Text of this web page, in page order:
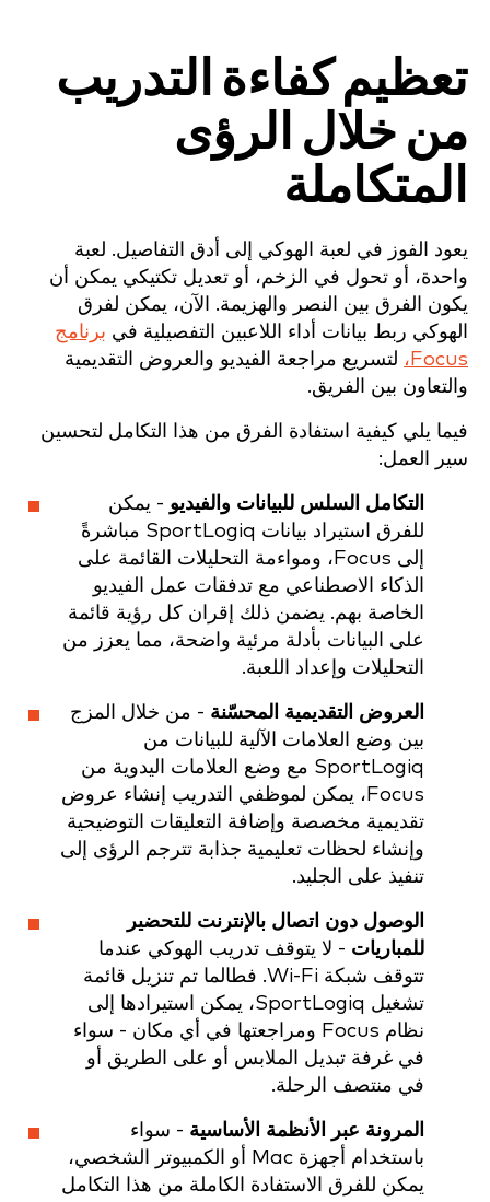
تعظيم كفاءة التدريب
من خلال الرؤى
المتكاملة
يعود الفوز في لعبة الهوكي إلى أدق التفاصيل. لعبة
واحدة، أو تحول في الزخم، أو تعديل تكتيكي يمكن أن
يكون الفرق بين النصر والهزيمة. الآن، يمكن لفرق
الهوكي ربط بيانات أداء اللاعبين التفصيلية في برنامج
Focus،
لتسريع مراجعة الفيديو والعروض التقديمية
والتعاون بين الفريق.
فيما يلي كيفية استفادة الفرق من هذا التكامل لتحسين
سير العمل:
التكامل السلس للبيانات والفيديو - يمكن
للفرق استيراد بيانات SportLogiq مباشرةً
إلى Focus، ومواءمة التحليلات القائمة على
الذكاء الاصطناعي مع تدفقات عمل الفيديو
الخاصة بهم. يضمن ذلك إقران كل رؤية قائمة
على البيانات بأدلة مرئية واضحة، مما يعزز من
التحليلات وإعداد اللعبة.
العروض التقديمية المحسّنة - من خلال المزج
بين وضع العلامات الآلية للبيانات من
SportLogiq مع وضع العلامات اليدوية من
Focus، يمكن لموظفي التدريب إنشاء عروض
تقديمية مخصصة وإضافة التعليقات التوضيحية
وإنشاء لحظات تعليمية جذابة تترجم الرؤى إلى
تنفيذ على الجليد.
الوصول دون اتصال بالإنترنت للتحضير
للمباريات - لا يتوقف تدريب الهوكي عندما
تتوقف شبكة Wi-Fi. فطالما تم تنزيل قائمة
تشغيل SportLogiq، يمكن استيرادها إلى
نظام Focus ومراجعتها في أي مكان - سواء
في غرفة تبديل الملابس أو على الطريق أو
في منتصف الرحلة.
المرونة عبر الأنظمة الأساسية - سواء
باستخدام أجهزة Mac أو الكمبيوتر الشخصي،
يمكن للفرق الاستفادة الكاملة من هذا التكامل